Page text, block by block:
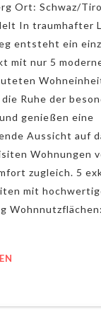
Ort: Schwaz/
In traumhafter
entsteht ein
mit nur 5
Ruhe der
genießen eine
Aussicht auf
Wohnungen
zugleich. 5
mit